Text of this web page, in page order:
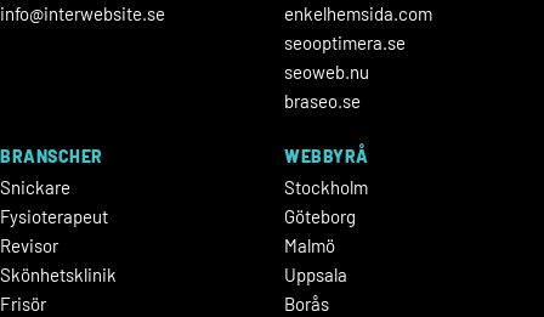
info@interwebsite.se
enkelhemsida.com
seooptimera.se
seoweb.nu
braseo.se
BRANSCHER
Snickare
Fysioterapeut
Revisor
Skönhetsklinik
Frisör
WEBBYRÅ
Stockholm
Göteborg
Malmö
Uppsala
Borås